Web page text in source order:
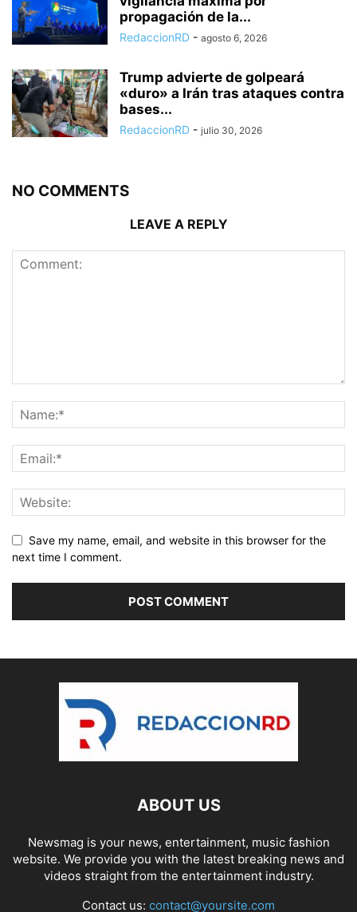
propagación de la...
RedaccionRD - agosto 6, 2026
Trump advierte de golpeará
«duro» a Irán tras ataques contra
bases...
RedaccionRD - julio 30, 2026
NO COMMENTS
LEAVE A REPLY
Save my name, email, and website in this browser for the
next time I comment.
ABOUT US
Newsmag is your news, entertainment, music fashion
website. We provide you with the latest breaking news and
videos straight from the entertainment industry.
Contact us: contact@yoursite.com